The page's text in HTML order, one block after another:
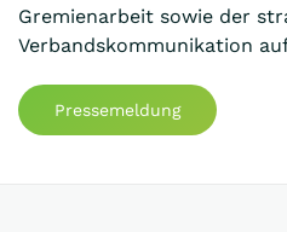
Gremienarbeit sowie der
Verbandskommunikation
Pressemeldung